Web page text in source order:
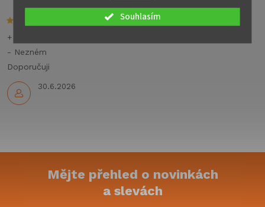
Souhlasím
k
y
v
ý
i
30.6.2026
+ Rychlé dodání,dobré ceny
- Nezném
Doporučuji
Mějte přehled o novinkách
a slevách